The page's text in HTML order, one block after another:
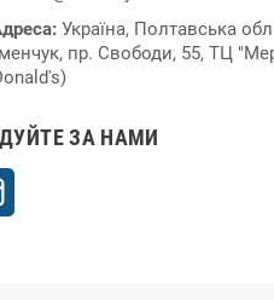
Україна, Полтавська
пр. Свободи, 55, ТЦ
ЗА НАМИ